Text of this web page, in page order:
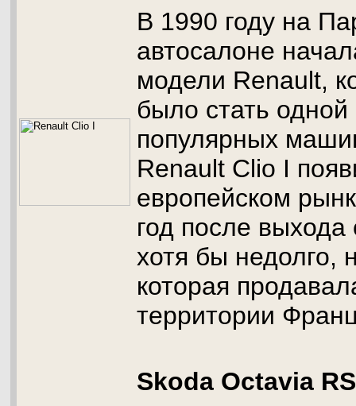
В 1990 году на
автосалоне
модели Renault,
было стать
популярных
Renault Clio I
европейском
год после выхода
хотя бы
которая
территории
Skoda Octavia